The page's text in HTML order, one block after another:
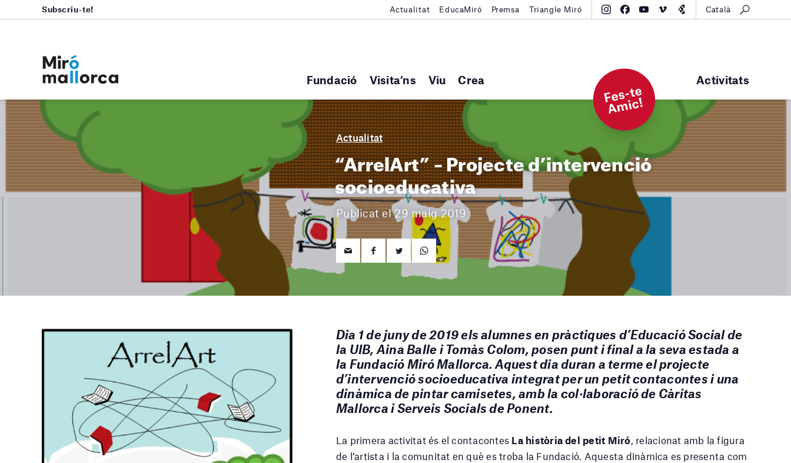
Fundació Visita’ns Viu Crea Activitats
Subscriu-te! Actualitat EducaMiró Premsa Triangle Miró Català
F
e
s-t
e
A
mi
c!
Actualitat
“ArrelArt” – Projecte d’intervenció
socioeducativa
Publicat el 29 maig 2019
Dia 1 de juny de 2019 els alumnes en pràctiques d’Educació Social de
la UIB, Aina Balle i Tomàs Colom, posen punt i final a la seva estada a
la Fundació Miró Mallorca. Aquest dia duran a terme el projecte
d’intervenció socioeducativa integrat per un petit contacontes i una
dinàmica de pintar camisetes, amb la col·laboració de Càritas
Mallorca i Serveis Socials de Ponent.
La primera activitat és el contacontes La història del petit Miró , relacionat amb la figura
de l’artista i la comunitat en què es troba la Fundació. Aquesta dinàmica es presenta com